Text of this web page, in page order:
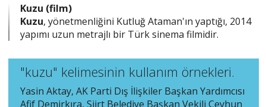
Kuzu (film)
Kuzu, yönetmenliğini Kutluğ Ataman'ın yaptığı, 2014
yapımı uzun metrajlı bir Türk sinema filmidir.
"kuzu" kelimesinin kullanım örnekleri.
Yasin Aktay, AK Parti Dış İlişkiler Başkan Yardımcısı
Afif Demirkıra, Siirt Belediye Başkan Vekili Ceyhun